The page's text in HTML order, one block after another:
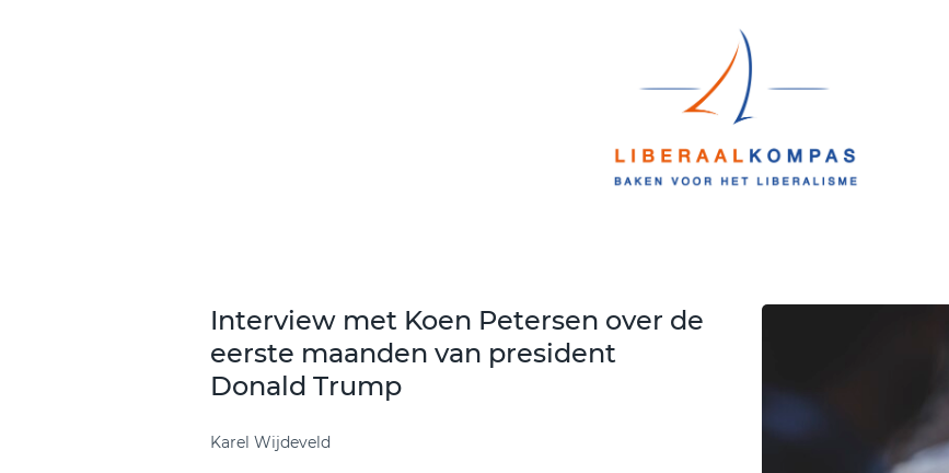
Interview met Koen Petersen over de
eerste maanden van president
Donald Trump
Karel Wijdeveld